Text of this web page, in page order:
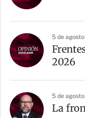
5 de
2026
5 de
La